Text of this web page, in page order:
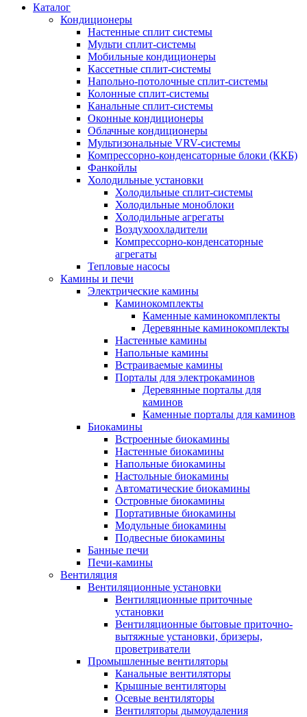
Каталог
Кондиционеры
Настенные сплит системы
Мульти сплит-системы
Мобильные кондиционеры
Кассетные сплит-системы
Напольно-потолочные сплит-системы
Колонные сплит-системы
Канальные сплит-системы
Оконные кондиционеры
Облачные кондиционеры
Мультизональные VRV-системы
Компрессорно-конденсаторные блоки (ККБ)
Фанкойлы
Холодильные установки
Холодильные сплит-системы
Холодильные моноблоки
Холодильные агрегаты
Воздухоохладители
Компрессорно-конденсаторные
агрегаты
Тепловые насосы
Камины и печи
Электрические камины
Каминокомплекты
Каменные каминокомплекты
Деревянные каминокомплекты
Настенные камины
Напольные камины
Встраиваемые камины
Порталы для электрокаминов
Деревянные порталы для
каминов
Каменные порталы для каминов
Биокамины
Встроенные биокамины
Настенные биокамины
Напольные биокамины
Настольные биокамины
Автоматические биокамины
Островные биокамины
Портативные биокамины
Модульные биокамины
Подвесные биокамины
Банные печи
Печи-камины
Вентиляция
Вентиляционные установки
Вентиляционные приточные
установки
Вентиляционные бытовые приточно-
вытяжные установки, бризеры,
проветриватели
Промышленные вентиляторы
Канальные вентиляторы
Крышные вентиляторы
Осевые вентиляторы
Вентиляторы дымоудаления